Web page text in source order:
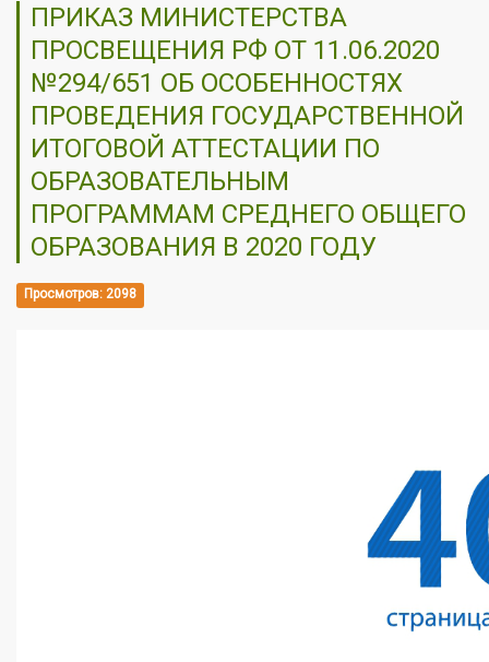
ПРИКАЗ МИНИСТЕРСТВА
ПРОСВЕЩЕНИЯ РФ ОТ 11.06.2020
№294/651 ОБ ОСОБЕННОСТЯХ
ПРОВЕДЕНИЯ ГОСУДАРСТВЕННОЙ
ИТОГОВОЙ АТТЕСТАЦИИ ПО
ОБРАЗОВАТЕЛЬНЫМ
ПРОГРАММАМ СРЕДНЕГО ОБЩЕГО
ОБРАЗОВАНИЯ В 2020 ГОДУ
Просмотров: 2098